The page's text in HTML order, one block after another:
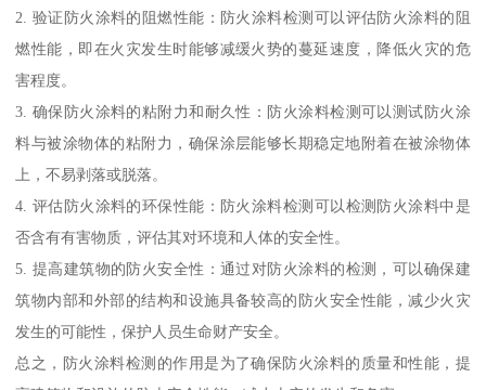
2. 验证防火涂料的阻燃性能：防火涂料检测可以评估防火涂料的阻
燃性能，即在火灾发生时能够减缓火势的蔓延速度，降低火灾的危
害程度。
3. 确保防火涂料的粘附力和耐久性：防火涂料检测可以测试防火涂
料与被涂物体的粘附力，确保涂层能够长期稳定地附着在被涂物体
上，不易剥落或脱落。
4. 评估防火涂料的环保性能：防火涂料检测可以检测防火涂料中是
否含有有害物质，评估其对环境和人体的安全性。
5. 提高建筑物的防火安全性：通过对防火涂料的检测，可以确保建
筑物内部和外部的结构和设施具备较高的防火安全性能，减少火灾
发生的可能性，保护人员生命财产安全。
总之，防火涂料检测的作用是为了确保防火涂料的质量和性能，提